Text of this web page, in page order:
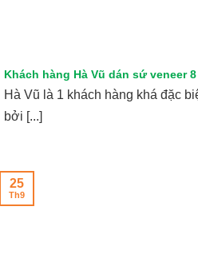
Khách hàng Hà Vũ dán sứ veneer
Hà Vũ là 1 khách hàng khá đặc
bởi [...]
25
Th9